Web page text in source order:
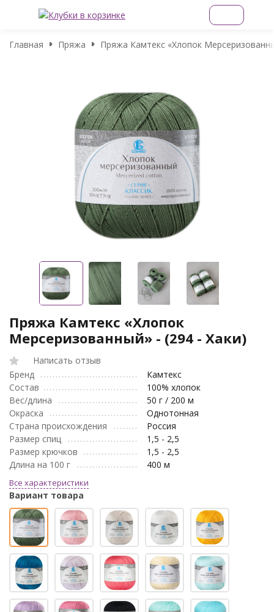
Главная Пряжа Пряжа Камтекс «Хлопок
Пряжа Камтекс «Хлопок
Мерсеризованный» - (294 - Хаки)
Написать отзыв
Бренд
Камтекс
Состав
100% хлопок
Вес/длина
50 г / 200 м
Окраска
Однотонная
Страна происхождения
Россия
Размер спиц
1,5 - 2,5
Размер крючков
1,5 - 2,5
Длина на 100 г
400 м
Все характеристики
Вариант товара